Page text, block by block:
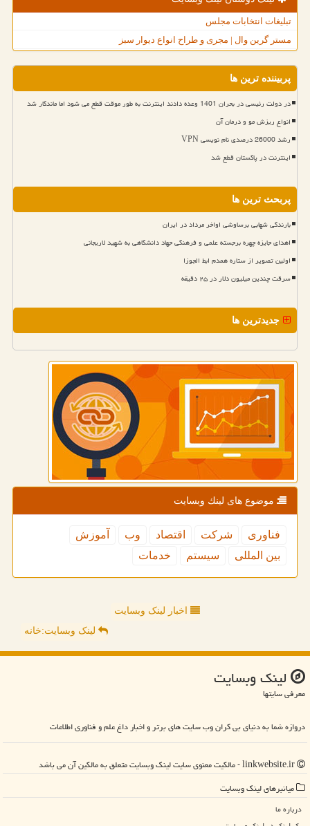
تبلیغات انتخابات مجلس
مستر گرین وال | مجری و طراح انواع دیوار سبز
پربیننده ترین ها
در دولت رئیسی در بحران 1401 وعده دادند اینترنت به طور موقت قطع می شود اما ماندگار شد
انواع ریزش مو و درمان آن
رشد 26000 درصدی نام نویسی VPN
اینترنت در پاکستان قطع شد
پربحث ترین ها
بارندگی شهابی برساوشی اواخر مرداد در ایران
اهدای جایزه چهره برجسته علمی و فرهنگی جهاد دانشگاهی به شهید لاریجانی
اولین تصویر از ستاره همدم ابط الجوزا
سرقت چندین میلیون دلار در ۲۵ دقیقه
جدیدترین ها
موضوع های لینك وبسایت
فناوری شركت اقتصاد وب
آموزش
بین المللی
سیستم خدمات
اخبار لینک وبسایت
لینک وبسایت:خانه
لینك وبسایت
معرفی سایتها
دروازه شما به دنیای بی کران وب سایت های برتر و اخبار داغ علم و فناوری اطلاعات
میانبرهای لینك وبسایت
درباره ما